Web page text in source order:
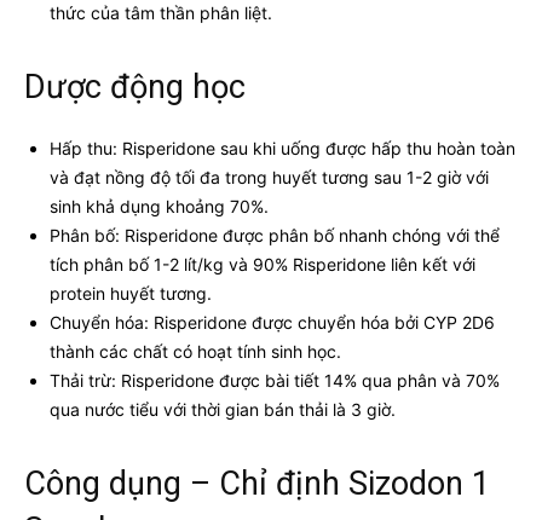
thức của tâm thần phân liệt.
Dược động học
Hấp thu: Risperidone sau khi uống được hấp thu hoàn toàn
và đạt nồng độ tối đa trong huyết tương sau 1-2 giờ với
sinh khả dụng khoảng 70%.
Phân bố: Risperidone được phân bố nhanh chóng với thể
tích phân bố 1-2 lít/kg và 90% Risperidone liên kết với
protein huyết tương.
Chuyển hóa: Risperidone được chuyển hóa bởi CYP 2D6
thành các chất có hoạt tính sinh học.
Thải trừ: Risperidone được bài tiết 14% qua phân và 70%
qua nước tiểu với thời gian bán thải là 3 giờ.
Công dụng – Chỉ định Sizodon 1